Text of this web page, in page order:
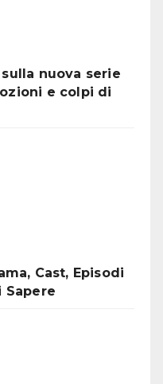
nuova serie
e colpi di
Cast, Episodi
Sapere